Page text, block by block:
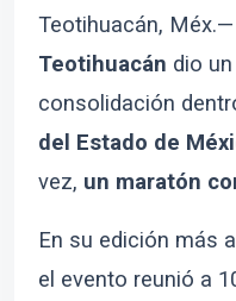
Teotihuacán,
Teotihuacán dio
consolidación
del Estado de
vez, un maratón
En su edición más
el evento reunió a